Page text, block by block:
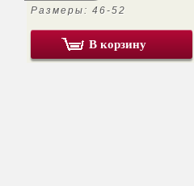
Размеры: 46-52
В корзину